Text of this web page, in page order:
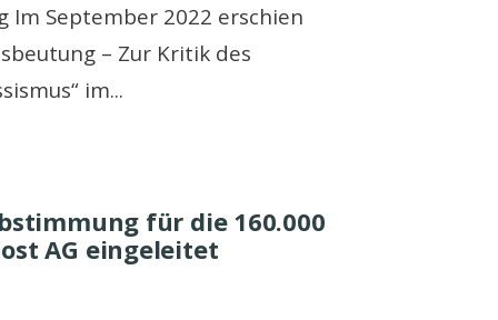
Im September 2022 erschien
– Zur Kritik des
im...
für die 160.000
AG eingeleitet